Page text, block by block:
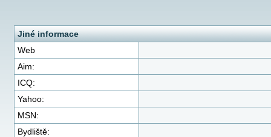
Jiné informace
Web
Aim:
ICQ:
Yahoo:
MSN:
Bydliště: